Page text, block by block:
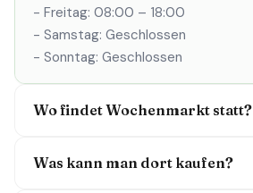
- Freitag: 08:00 – 18:00
- Samstag: Geschlossen
- Sonntag: Geschlossen
Wo findet Wochenmarkt statt?
Was kann man dort kaufen?